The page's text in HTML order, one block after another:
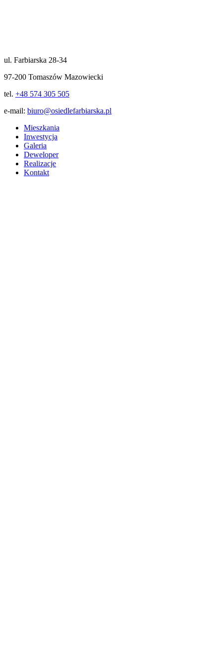
ul. Farbiarska 28-34
97-200 Tomaszów Mazowiecki
tel. +48 574 305 505
e-mail: biuro@osiedlefarbiarska.pl
Mieszkania
Inwestycja
Galeria
Deweloper
Realizacje
Kontakt